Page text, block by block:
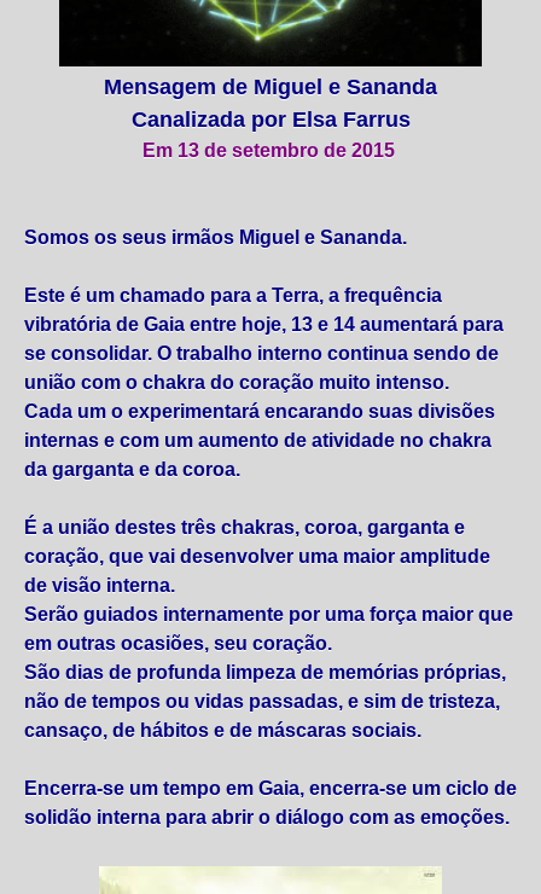
Mensagem de Miguel e Sananda
Canalizada por Elsa Farrus
Em 13 de setembro de 2015
Somos os seus irmãos Miguel e Sananda.
Este é um chamado para a Terra, a frequência
vibratória de Gaia entre hoje, 13 e 14 aumentará para
se consolidar. O trabalho interno continua sendo de
união com o chakra do coração muito intenso.
Cada um o experimentará encarando suas divisões
internas e com um aumento de atividade no chakra
da garganta e da coroa.
É a união destes três chakras, coroa, garganta e
coração, que vai desenvolver uma maior amplitude
de visão interna.
Serão guiados internamente por uma força maior que
em outras ocasiões, seu coração.
São dias de profunda limpeza de memórias próprias,
não de tempos ou vidas passadas, e sim de tristeza,
cansaço, de hábitos e de máscaras sociais.
Encerra-se um tempo em Gaia, encerra-se um ciclo de
solidão interna para abrir o diálogo com as emoções.